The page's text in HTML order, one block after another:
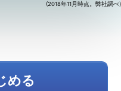
(2018年11月時点。弊社調べ)
める